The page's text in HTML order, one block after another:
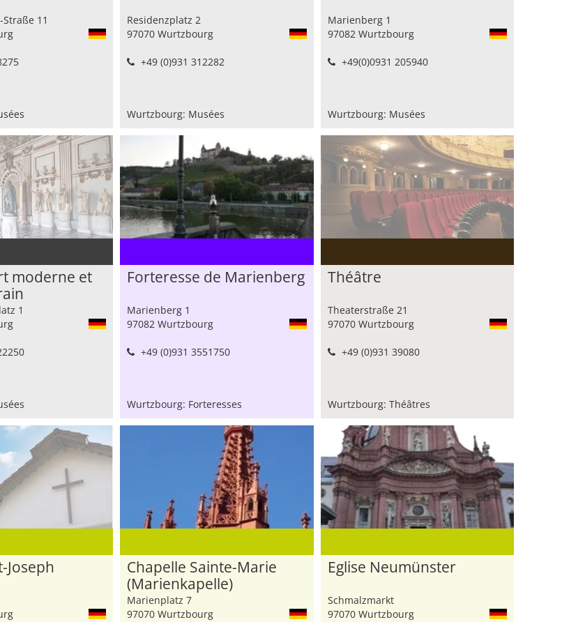
11
Residenzplatz 2
97070 Wurtzbourg
+49 (0)931 312282
Wurtzbourg: Musées
Marienberg 1
97082 Wurtzbourg
+49(0)0931 205940
Wurtzbourg: Musées
moderne et
1
Forteresse de Marienberg
Marienberg 1
97082 Wurtzbourg
+49 (0)931 3551750
Wurtzbourg: Forteresses
Théâtre
Theaterstraße 21
97070 Wurtzbourg
+49 (0)931 39080
Wurtzbourg: Théâtres
Joseph
Chapelle Sainte-Marie
(Marienkapelle)
Marienplatz 7
97070 Wurtzbourg
Eglise Neumünster
Schmalzmarkt
97070 Wurtzbourg